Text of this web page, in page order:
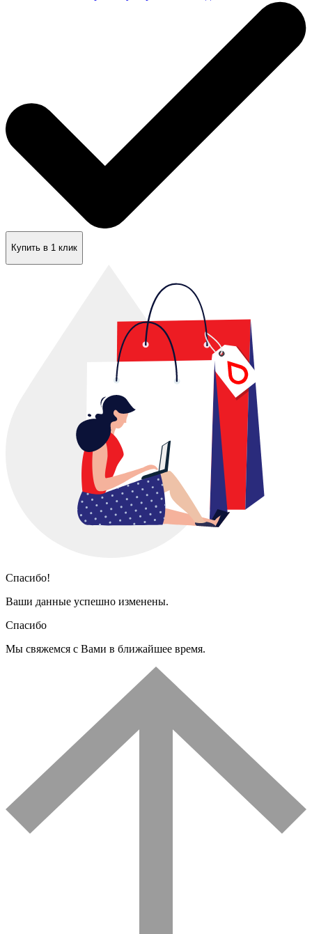
Купить в 1 клик
Спасибо!
Ваши данные успешно изменены.
Спасибо
Мы свяжемся с Вами в ближайшее время.